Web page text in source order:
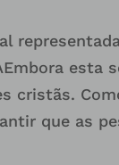
Embora esta
cristãs.
que as